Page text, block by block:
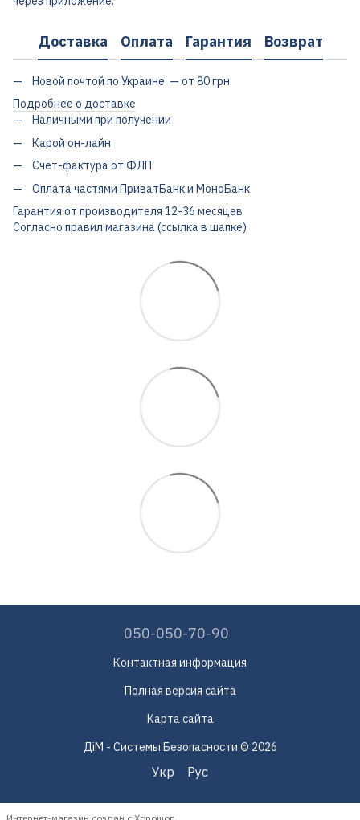
Доставка Оплата Гарантия Возврат
Новой почтой по Украине — от 80 грн.
Подробнее о доставке
Наличными при получении
Карой он-лайн
Счет-фактура от ФЛП
Оплата частями ПриватБанк и МоноБанк
Гарантия от производителя 12-36 месяцев
Согласно правил магазина (ссылка в шапке)
050-050-70-90
Контактная информация
Полная версия сайта
Карта сайта
ДіМ - Системы Безопасности © 2026
Укр Рус